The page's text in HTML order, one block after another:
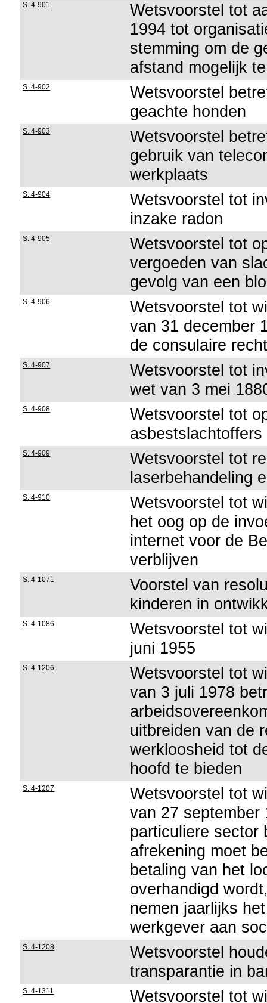
S. 4-901
Wetsvoorstel tot
1994 tot
stemming om de
afstand mogelijk
S. 4-902
Wetsvoorstel
geachte honden
S. 4-903
Wetsvoorstel
gebruik van
werkplaats
S. 4-904
Wetsvoorstel tot
inzake radon
S. 4-905
Wetsvoorstel tot
vergoeden van
gevolg van een
S. 4-906
Wetsvoorstel tot
van 31 december
de consulaire
S. 4-907
Wetsvoorstel tot
wet van 3 mei
S. 4-908
Wetsvoorstel tot
asbestslachtoffers
S. 4-909
Wetsvoorstel tot
laserbehandeling
S. 4-910
Wetsvoorstel tot
het oog op de
internet voor de
verblijven
S. 4-1071
Voorstel van
kinderen in
S. 4-1086
Wetsvoorstel tot
juni 1955
S. 4-1206
Wetsvoorstel tot
van 3 juli 1978
uitbreiden van de
werkloosheid tot
hoofd te bieden
S. 4-1207
Wetsvoorstel tot
van 27
particuliere sector
afrekening moet
betaling van het
overhandigd
nemen jaarlijks
werkgever aan
S. 4-1208
Wetsvoorstel
transparantie in
S. 4-1311 Wetsvoorstel tot